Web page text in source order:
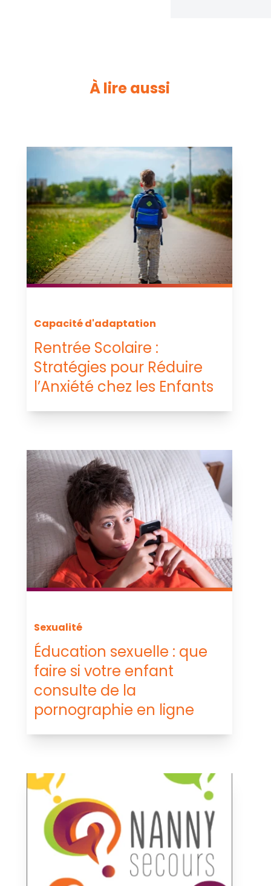
À lire aussi
Capacité d'adaptation
Rentrée Scolaire :
Stratégies pour Réduire
l’Anxiété chez les Enfants
Sexualité
Éducation sexuelle : que
faire si votre enfant
consulte de la
pornographie en ligne